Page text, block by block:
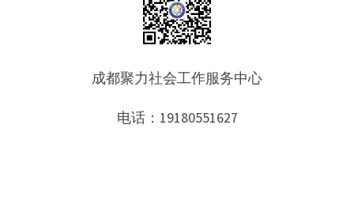
成都聚力社会工作服务中心
电话：19180551627